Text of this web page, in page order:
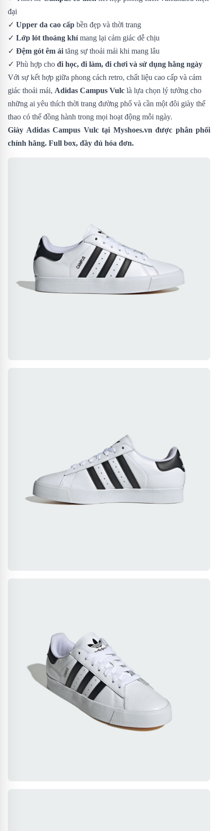
đại
✓ Upper da cao cấp bền đẹp và thời trang
✓ Lớp lót thoáng khímang lại cảm giác dễ chịu
✓ Đệm gót êm ái tăng sự thoải mái khi mang lâu
✓ Phù hợp cho đi học, đi làm, đi chơi và sử dụng hằng ngày
Với sự kết hợp giữa phong cách retro, chất liệu cao cấp và cảm
giác thoải mái, Adidas Campus Vulc là lựa chọn lý tưởng cho
những ai yêu thích thời trang đường phố và cần một đôi giày thể
thao có thể đồng hành trong mọi hoạt động mỗi ngày.
Giày Adidas Campus Vulctại Myshoes.vn được phân phối
chính hãng. Full box, đầy đủ hóa đơn.